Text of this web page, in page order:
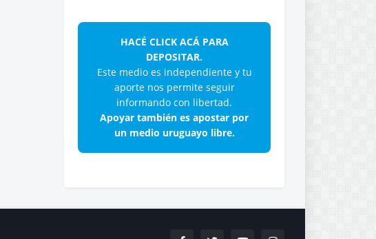
HACÉ CLICK ACÁ PARA
DEPOSITAR.
Este medio es independiente y tu
aporte nos permite seguir
informando con libertad.
Apoyar también es apostar por
un medio uruguayo libre.